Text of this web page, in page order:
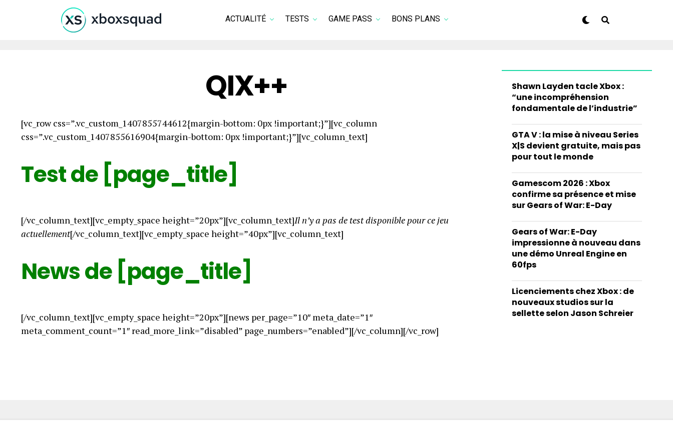
ACTUALITÉ TESTS GAME PASS BONS PLANS
QIX++
[vc_row css=”.vc_custom_1407855744612{margin-bottom: 0px !important;}”][vc_column
css=”.vc_custom_1407855616904{margin-bottom: 0px !important;}”][vc_column_text]
Test de [page_title]
[/vc_column_text][vc_empty_space height=”20px”][vc_column_text]Il n’y a pas de test disponible pour ce jeu
actuellement[/vc_column_text][vc_empty_space height=”40px”][vc_column_text]
News de [page_title]
[/vc_column_text][vc_empty_space height=”20px”][news per_page=”10″ meta_date=”1″
meta_comment_count=”1″ read_more_link=”disabled” page_numbers=”enabled”][/vc_column][/vc_row]
Shawn Layden tacle Xbox :
“une incompréhension
fondamentale de l’industrie”
GTA V : la mise à niveau Series
X|S devient gratuite, mais pas
pour tout le monde
Gamescom 2026 : Xbox
confirme sa présence et mise
sur Gears of War: E-Day
Gears of War: E-Day
impressionne à nouveau dans
une démo Unreal Engine en
60fps
Licenciements chez Xbox : de
nouveaux studios sur la
sellette selon Jason Schreier